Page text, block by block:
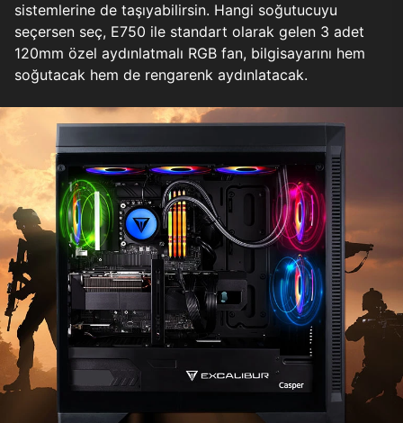
sistemlerine de taşıyabilirsin. Hangi soğutucuyu
seçersen seç, E750 ile standart olarak gelen 3 adet
120mm özel aydınlatmalı RGB fan, bilgisayarını hem
soğutacak hem de rengarenk aydınlatacak.